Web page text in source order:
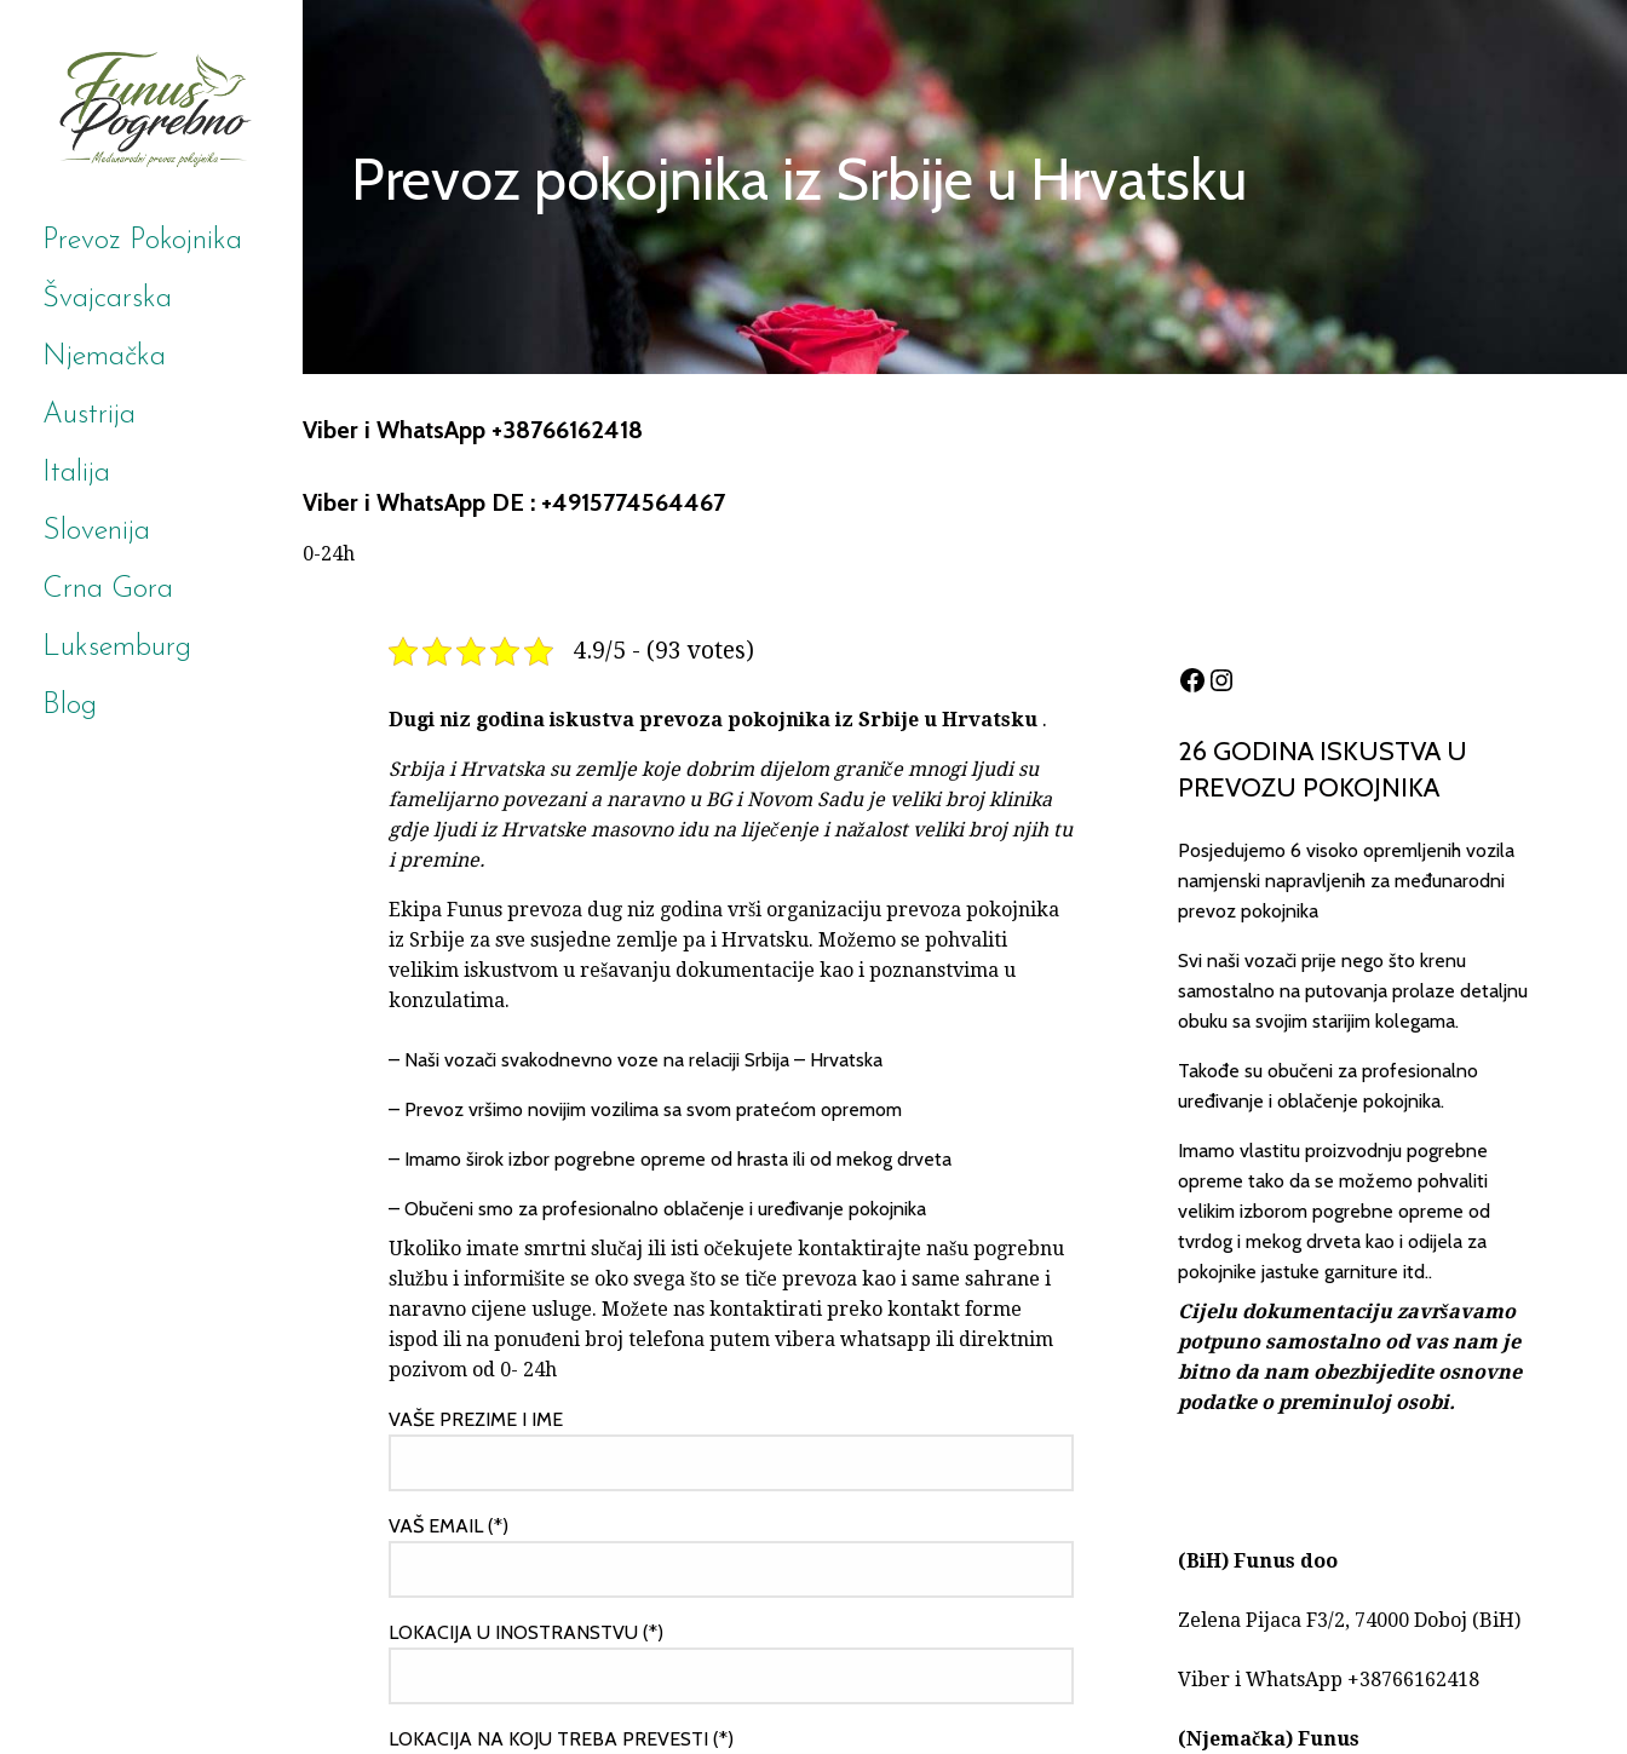
POGREBNO
Prevoz Pokojnika
Švajcarska
Njemačka
Austrija
Italija
Slovenija
Crna Gora
Luksemburg
Blog
Prevoz pokojnika iz Srbije u Hrvatsku
Viber i WhatsApp +38766162418
Viber i WhatsApp DE : +4915774564467
0-24h
4.9/5 - (93 votes)
Dugi niz godina iskustva prevoza pokojnika iz Srbije u Hrvatsku .
Srbija i Hrvatska su zemlje koje dobrim dijelom graniče mnogi ljudi su
famelijarno povezani a naravno u BG i Novom Sadu je veliki broj klinika
gdje ljudi iz Hrvatske masovno idu na liječenje i nažalost veliki broj njih tu
i premine.
Ekipa Funus prevoza dug niz godina vrši organizaciju prevoza pokojnika
iz Srbije za sve susjedne zemlje pa i Hrvatsku. Možemo se pohvaliti
velikim iskustvom u rešavanju dokumentacije kao i poznanstvima u
konzulatima.
– Naši vozači svakodnevno voze na relaciji Srbija – Hrvatska
– Prevoz vršimo novijim vozilima sa svom pratećom opremom
– Imamo širok izbor pogrebne opreme od hrasta ili od mekog drveta
– Obučeni smo za profesionalno oblačenje i uređivanje pokojnika
Ukoliko imate smrtni slučaj ili isti očekujete kontaktirajte našu pogrebnu
službu i informišite se oko svega što se tiče prevoza kao i same sahrane i
naravno cijene usluge. Možete nas kontaktirati preko kontakt forme
ispod ili na ponuđeni broj telefona putem vibera whatsapp ili direktnim
pozivom od 0- 24h
VAŠE PREZIME I IME
VAŠ EMAIL (*)
LOKACIJA U INOSTRANSTVU (*)
LOKACIJA NA KOJU TREBA PREVESTI (*)
Facebook
Instagram
26 GODINA ISKUSTVA U
PREVOZU POKOJNIKA
Posjedujemo 6 visoko opremljenih vozila
namjenski napravljenih za međunarodni
prevoz pokojnika
Svi naši vozači prije nego što krenu
samostalno na putovanja prolaze detaljnu
obuku sa svojim starijim kolegama.
Takođe su obučeni za profesionalno
uređivanje i oblačenje pokojnika.
Imamo vlastitu proizvodnju pogrebne
opreme tako da se možemo pohvaliti
velikim izborom pogrebne opreme od
tvrdog i mekog drveta kao i odijela za
pokojnike jastuke garniture itd..
Cijelu dokumentaciju završavamo
potpuno samostalno od vas nam je
bitno da nam obezbijedite osnovne
podatke o preminuloj osobi.
(BiH) Funus doo
Zelena Pijaca F3/2, 74000 Doboj (BiH)
Viber i WhatsApp +38766162418
(Njemačka) Funus